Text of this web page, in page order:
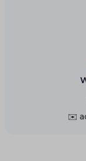
✉️